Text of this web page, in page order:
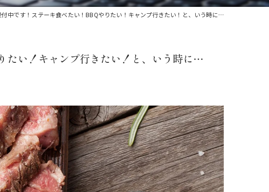
中です！ステーキ食べたい！BBQやりたい！キャンプ行きたい！と、いう時に…
たい！キャンプ行きたい！と、いう時に…